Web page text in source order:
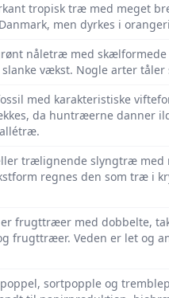
tropisk træ med meget
men dyrkes i
nåletræ med
vækst. Nogle arter tåler
med karakteristiske
da huntræerne danner
trælignende slyngtræ med
regnes den som træ i
frugttræer med dobbelte,
frugttræer. Veden er let og
sortpopple og